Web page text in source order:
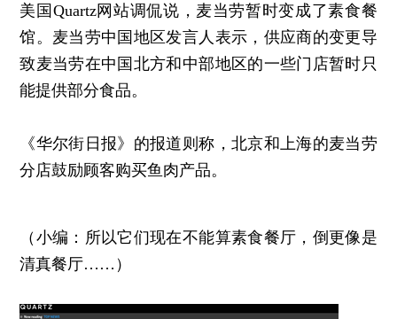
美国Quartz网站调侃说，麦当劳暂时变成了素食餐
馆。麦当劳中国地区发言人表示，供应商的变更导
致麦当劳在中国北方和中部地区的一些门店暂时只
能提供部分食品。
《华尔街日报》的报道则称，北京和上海的麦当劳
分店鼓励顾客购买鱼肉产品。
（小编：所以它们现在不能算素食餐厅，倒更像是
清真餐厅……）